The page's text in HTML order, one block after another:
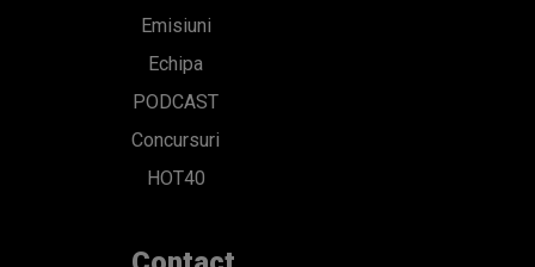
Emisiuni
Echipa
PODCAST
Concursuri
HOT40